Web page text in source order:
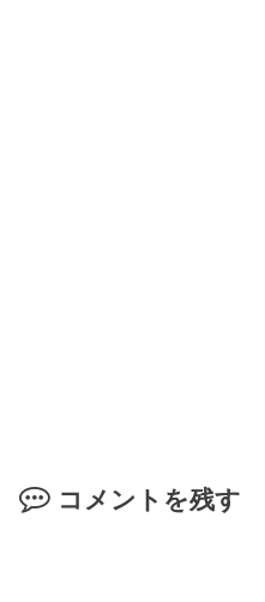
コメントを残す